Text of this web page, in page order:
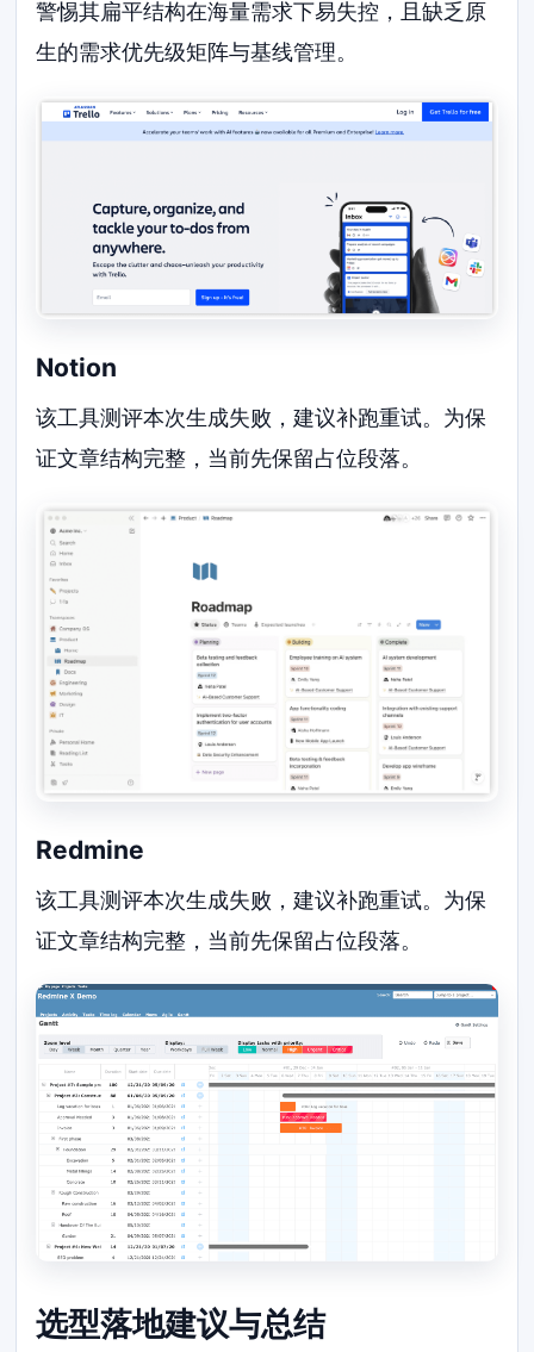
警惕其扁平结构在海量需求下易失控，且缺乏原
生的需求优先级矩阵与基线管理。
Notion
该工具测评本次生成失败，建议补跑重试。为保
证文章结构完整，当前先保留占位段落。
Redmine
该工具测评本次生成失败，建议补跑重试。为保
证文章结构完整，当前先保留占位段落。
选型落地建议与总结